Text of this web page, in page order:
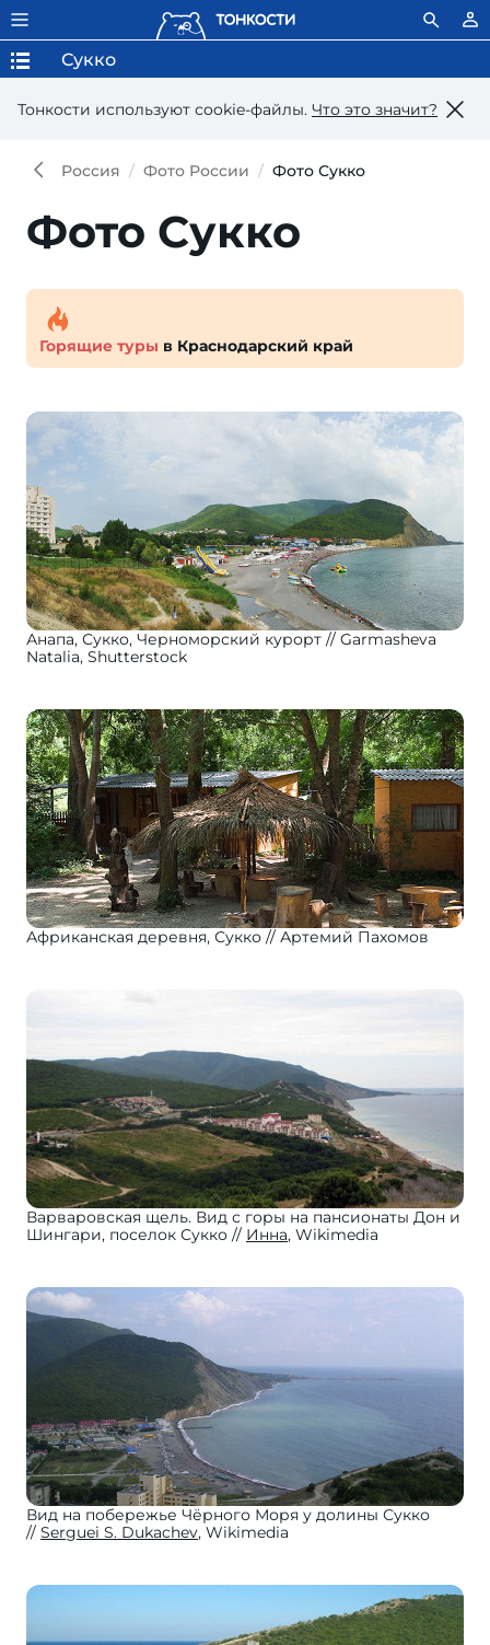
Тонкости используют сookie-файлы. Что это значит?
Сукко
Россия Фото России Фото Сукко
Фото Сукко
Горящие туры в Краснодарский край
Анапа, Сукко, Черноморский курорт
Garmasheva
Natalia, Shutterstock
Африканская деревня, Сукко Артемий Пахомов
Варваровская щель. Вид с горы на пансионаты Дон и
Шингари, поселок Сукко
Инна, Wikimedia
Вид на побережье Чёрного Моря у долины Сукко
Serguei S. Dukachev, Wikimedia